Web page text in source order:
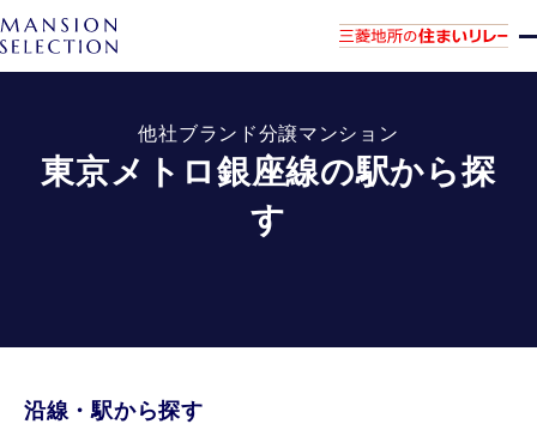
他社ブランド分譲マンション
東京メトロ銀座線の駅から探
す
沿線・駅から探す